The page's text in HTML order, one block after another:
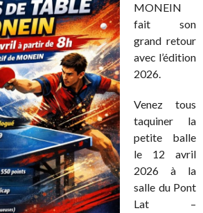
MONEIN
fait son
grand retour
avec l’édition
2026.
Venez tous
taquiner la
petite balle
le 12 avril
2026 à la
salle du Pont
Lat –